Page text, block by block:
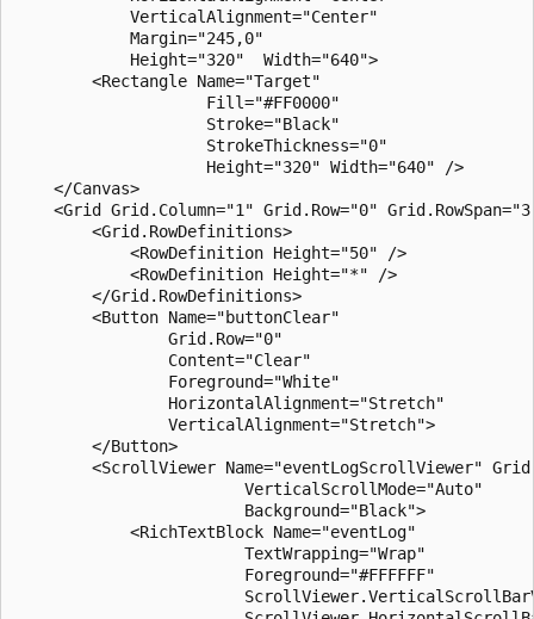
            VerticalAlignment="Center"
            Margin="245,0"
            Height="320"  Width="640">
        <Rectangle Name="Target"
                    Fill="#FF0000"
                    Stroke="Black"
                    StrokeThickness="0"
                    Height="320" Width="640" />
    </Canvas>
<Grid Grid.Column="1" Grid.Row="0"
        <Grid.RowDefinitions>
            <RowDefinition Height="50" />
            <RowDefinition Height="*" />
        </Grid.RowDefinitions>
        <Button Name="buttonClear"
                Grid.Row="0"
                Content="Clear"
                Foreground="White"
                HorizontalAlignment="Stretch"
                VerticalAlignment="Stretch">
        </Button>
<ScrollViewer Name="eventLogScrollViewer"
                        VerticalScrollMode="Auto"
            <RichTextBlock Name="eventLog"
                        TextWrapping="Wrap"
                        Foreground="#FFFFFF"